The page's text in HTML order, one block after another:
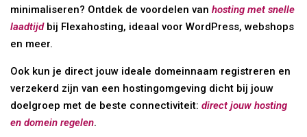
minimaliseren? Ontdek de voordelen vanhosting met snelle
laadtijdbij Flexahosting, ideaal voor WordPress, webshops
en meer.
Ook kun je direct jouw ideale domeinnaam registreren en
verzekerd zijn van een hostingomgeving dicht bij jouw
doelgroep met de beste connectiviteit:direct jouw hosting
en domein regelen.